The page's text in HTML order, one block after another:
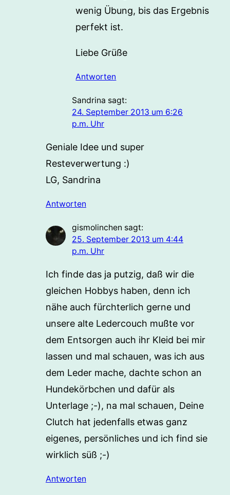
wenig Übung, bis das Ergebnis
perfekt ist.
Liebe Grüße
Antworten
Sandrina sagt:
24. September 2013 um 6:26
p.m. Uhr
Geniale Idee und super
Resteverwertung :)
LG, Sandrina
Antworten
gismolinchen sagt:
25. September 2013 um 4:44
p.m. Uhr
Ich finde das ja putzig, daß wir die
gleichen Hobbys haben, denn ich
nähe auch fürchterlich gerne und
unsere alte Ledercouch mußte vor
dem Entsorgen auch ihr Kleid bei mir
lassen und mal schauen, was ich aus
dem Leder mache, dachte schon an
Hundekörbchen und dafür als
Unterlage ;-), na mal schauen, Deine
Clutch hat jedenfalls etwas ganz
eigenes, persönliches und ich find sie
wirklich süß ;-)
Antworten